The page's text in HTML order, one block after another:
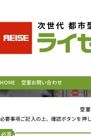
ライゼホビーの魅力
ラインナップ
ご契約の流れ・お支払方法
HOME 空室お問い合わせ
空
必要事項ご記入の上、確認ボタンを押
店舗名